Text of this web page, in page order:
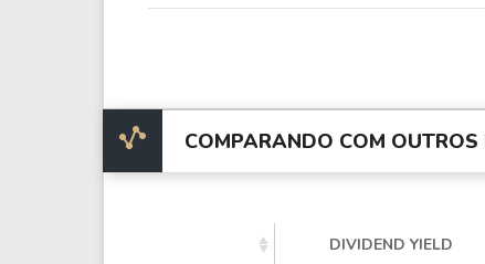
COMPARANDO COM OUTROS
DIVIDEND YIELD